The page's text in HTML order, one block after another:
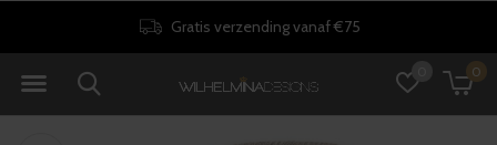
0
Gratis verzending vanaf €75